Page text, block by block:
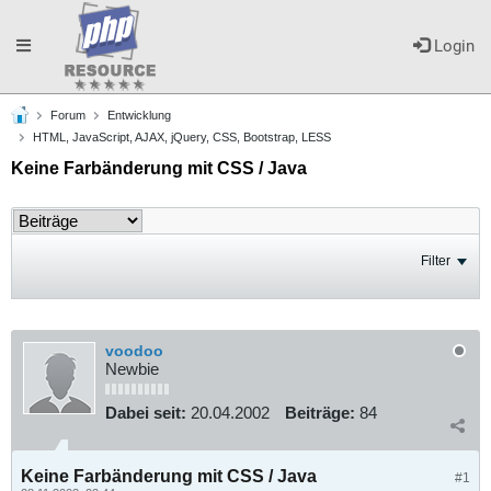
Login
Toggle
navigation
Forum
Entwicklung
HTML, JavaScript, AJAX, jQuery, CSS, Bootstrap, LESS
Keine Farbänderung mit CSS / Java
Filter
voodoo
Newbie
Dabei seit: 20.04.2002 Beiträge: 84
#1
Keine Farbänderung mit CSS / Java